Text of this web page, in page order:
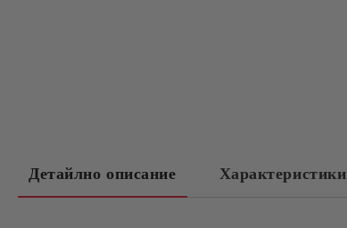
Детайлно описание Характеристики